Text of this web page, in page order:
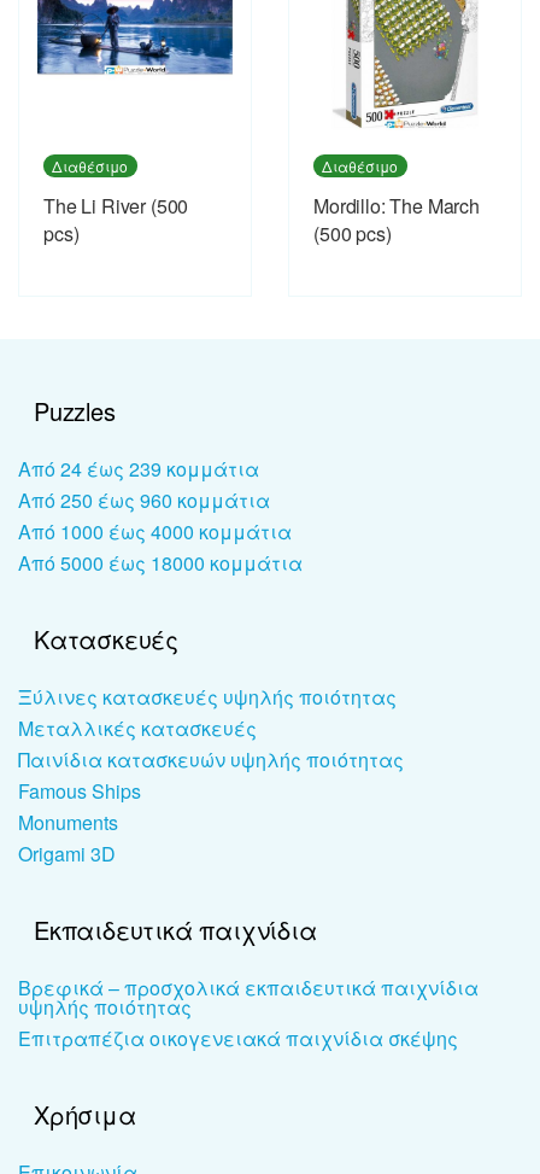
Διαθέσιμο
The Li River (500
pcs)
Διαθέσιμο
Mordillo: The March
(500 pcs)
Puzzles
Από 24 έως 239 κομμάτια
Από 250 έως 960 κομμάτια
Από 1000 έως 4000 κομμάτια
Από 5000 έως 18000 κομμάτια
Κατασκευές
Ξύλινες κατασκευές υψηλής ποιότητας
Μεταλλικές κατασκευές
Παινίδια κατασκευών υψηλής ποιότητας
Famous Ships
Monuments
Origami 3D
Εκπαιδευτικά παιχνίδια
Βρεφικά – προσχολικά εκπαιδευτικά παιχνίδια
υψηλής ποιότητας
Επιτραπέζια οικογενειακά παιχνίδια σκέψης
Χρήσιμα